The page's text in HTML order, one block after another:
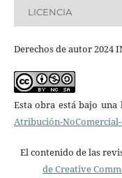
LICENCIA
Derechos de autor 2024
Esta obra está bajo
Atribución-
El contenido de las
de Creative